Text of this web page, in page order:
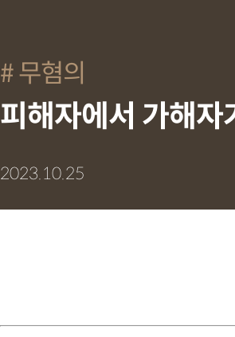
무혐의
피해자에서 가해자
2023.10.25